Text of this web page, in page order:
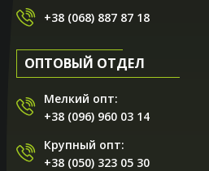
+38 (068) 887 87 18
ОПТОВЫЙ ОТДЕЛ
Мелкий опт:
+38 (096) 960 03 14
Крупный опт:
+38 (050) 323 05 30